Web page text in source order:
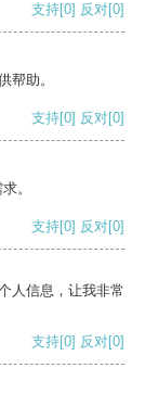
支持[0] 反对[0]
帮助。
支持[0] 反对[0]
。
支持[0] 反对[0]
人信息，让我非常
支持[0] 反对[0]